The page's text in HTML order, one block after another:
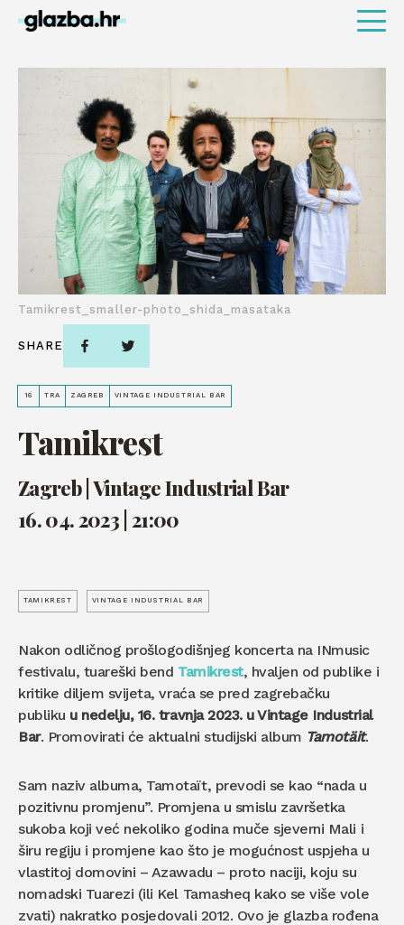
16 TRA ZAGREB VINTAGE INDUSTRIAL BAR
Tamikrest
Zagreb | Vintage Industrial Bar
16. 04. 2023 | 21:00
Tamikrest_smaller-photo_shida_masataka
SHARE
TAMIKREST VINTAGE INDUSTRIAL BAR
Nakon odličnog prošlogodišnjeg koncerta na INmusic
festivalu, tuareški bend Tamikrest, hvaljen od publike i
kritike diljem svijeta, vraća se pred zagrebačku
publiku u nedelju, 16. travnja 2023. u Vintage Industrial
Bar. Promovirati će aktualni studijski album Tamotäit.
Sam naziv albuma, Tamotaït, prevodi se kao “nada u
pozitivnu promjenu”. Promjena u smislu završetka
sukoba koji već nekoliko godina muče sjeverni Mali i
širu regiju i promjene kao što je mogućnost uspjeha u
vlastitoj domovini – Azawadu – proto naciji, koju su
nomadski Tuarezi (ili Kel Tamasheq kako se više vole
zvati) nakratko posjedovali 2012. Ovo je glazba rođena